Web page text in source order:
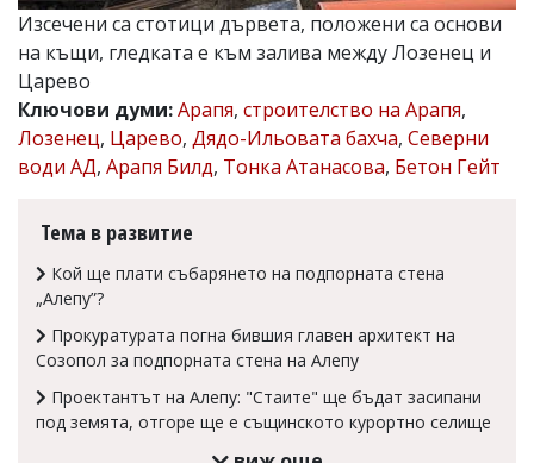
Коментарите
под
се
въвеждат
от
и
носи
тях!
Ако
откриете
обиден
коментар,
Изсечени са стотици дървета, положени са основи
на къщи, гледката е към залива между Лозенец и
Царево
Ключови думи:Арапя, строителство на Арапя,
Лозенец, Царево, Дядо-Ильовата бахча, Северни
води АД, Арапя Билд, Тонка Атанасова, Бетон Гейт
Тема в развитие
Кой ще плати събарянето на подпорната стена
„Алепу”?
Прокуратурата погна бившия главен архитект на
Созопол за подпорната стена на Алепу
Проектантът на Алепу: "Стаите" ще бъдат засипани
под земята, отгоре ще е същинското курортно селище